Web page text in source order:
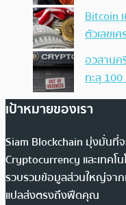
Bitcoin
ตัวเลขเ
อวสานค
ทะลุ
เป้าหมายของเรา
Siam Blockchain มุ่งมั่นที่
Cryptocurrency และเทคโ
รวบรวมข้อมูลส่วนใหญ่จาก
แปลส่งตรงถึงฟีดคุณ